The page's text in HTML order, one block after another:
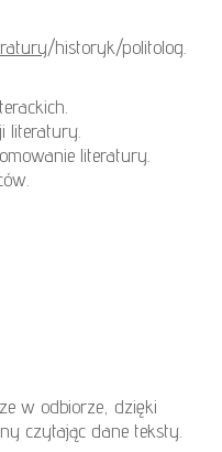
/historyk/politolog.
literatury.
literatury.
w odbiorze, dzięki
czytając dane teksty.